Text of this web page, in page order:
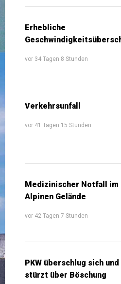
Erhebliche
vor 34 Tagen 8 Stunden
Verkehrsunfall
vor 41 Tagen 15 Stunden
Medizinischer Notfall im
Alpinen Gelände
vor 42 Tagen 7 Stunden
PKW überschlug sich und
stürzt über Böschung